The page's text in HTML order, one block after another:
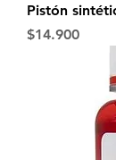
Pistón
Precio
$14.900